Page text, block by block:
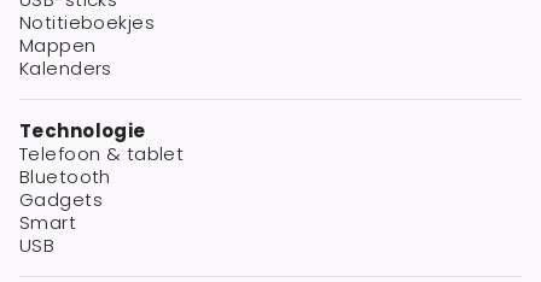
Notitieboekjes
Mappen
Kalenders
Technologie
Telefoon & tablet
Bluetooth
Gadgets
Smart
USB